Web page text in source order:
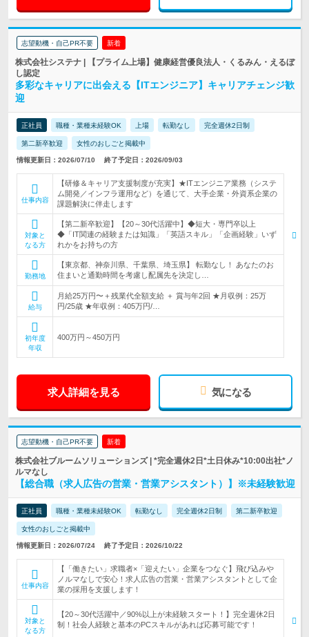
志望動機・自己PR不要 新着
株式会社システナ | 【プライム上場】健康経営優良法人・くるみん・えるぼ
し認定
多彩なキャリアに出会える【ITエンジニア】キャリアチェンジ歓
迎
正社員 職種・業種未経験OK 上場 転勤なし 完全週休2日制
第二新卒歓迎 女性のおしごと掲載中
情報更新日：2026/07/10 終了予定日：2026/09/03
仕事内容
【研修＆キャリア支援制度が充実】★ITエンジニア業務（システ
ム開発／インフラ運用など）を通じて、大手企業・外資系企業の
課題解決に伴走します
対象と
なる方
【第二新卒歓迎】【20～30代活躍中】◆短大・専門卒以上
◆「IT関連の経験または知識」「英語スキル」「企画経験」いず
れかをお持ちの方
勤務地
【東京都、神奈川県、千葉県、埼玉県】 転勤なし！ あなたのお
住まいと通勤時間を考慮し配属先を決定し…
給与
月給25万円〜＋残業代全額支給 ＋ 賞与年2回 ★月収例：25万
円/25歳 ★年収例：405万円/…
初年度
年収
400万円～450万円
求人詳細を見る 気になる
志望動機・自己PR不要 新着
株式会社ブルームソリューションズ | *完全週休2日*土日休み*10:00出社*ノ
ルマなし
【総合職（求人広告の営業・営業アシスタント）】※未経験歓迎
正社員 職種・業種未経験OK 転勤なし 完全週休2日制 第二新卒歓迎
女性のおしごと掲載中
情報更新日：2026/07/24 終了予定日：2026/10/22
仕事内容
【「働きたい」求職者×「迎えたい」企業をつなぐ】飛び込みや
ノルマなしで安心！求人広告の営業・営業アシスタントとして企
業の採用を支援します！
対象と
なる方
【20～30代活躍中／90%以上が未経験スタート！】完全週休2日
制！社会人経験と基本のPCスキルがあれば応募可能です！